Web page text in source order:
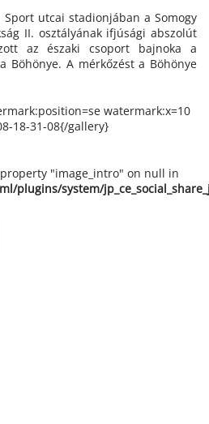
utcai stadionjában a Somogy
II. osztályának ifjúsági abszolút
az északi csoport bajnoka a
Böhönye. A mérkőzést a Böhönye
watermark:x=10
18-31-08{/gallery}
"image_intro" on null in
plugins/system/